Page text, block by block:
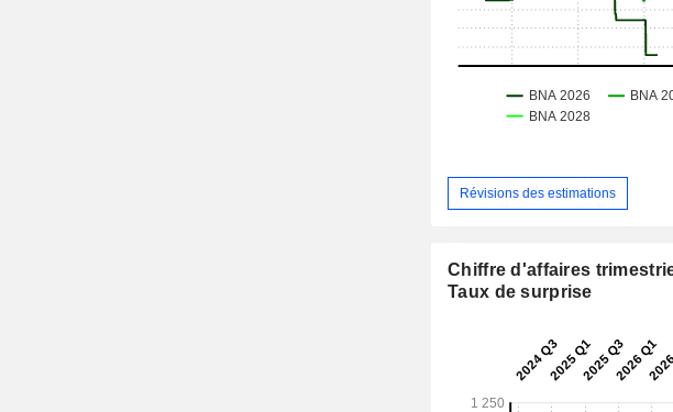
Révisions des estimations
Chiffre d'affaires
Taux de surprise